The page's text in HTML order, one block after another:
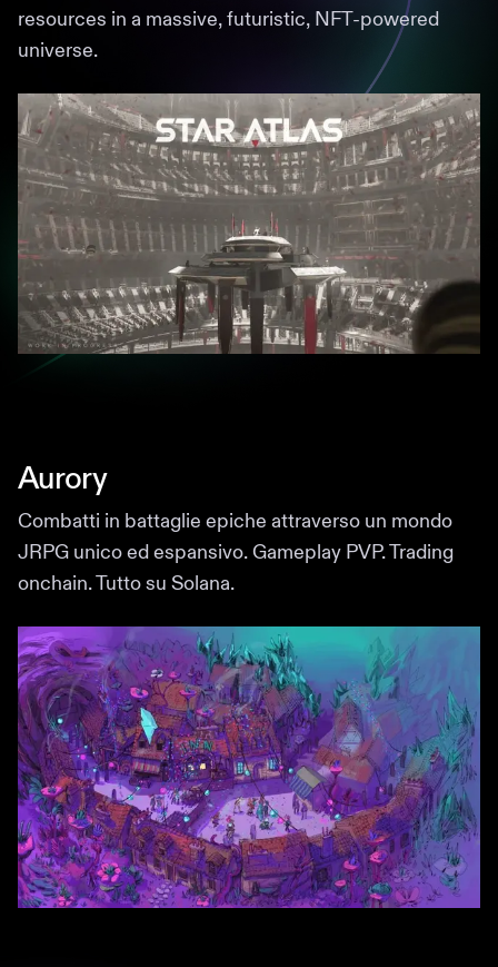
resources in a massive, futuristic, NFT-powered
universe.
Aurory
Combatti in battaglie epiche attraverso un mondo
JRPG unico ed espansivo. Gameplay PVP. Trading
onchain. Tutto su Solana.